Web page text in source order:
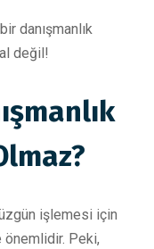
danışmanlık
değil!
işlemesi için
Peki,